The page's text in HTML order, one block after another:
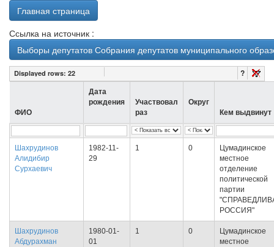
Главная страница
Ссылка на источник :
Выборы депутатов Собрания депутатов муниципального
Displayed rows: 22 ?
ФИО
Дата
рождения
Участвовал
раз
Округ
Кем выдвинут
Шахрудинов
Алидибир
Сурхаевич
1982-11-
29
1 0
Цумадинское
местное
отделение
политической
партии
РОССИЯ"
Шахрудинов
Абдурахман
1980-01-
01
1 0
Цумадинское
местное